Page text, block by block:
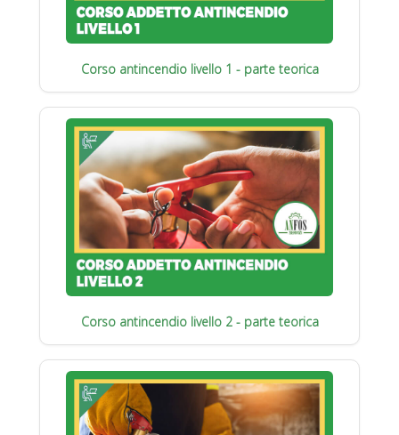
Corso antincendio livello 1 - parte teorica
Corso antincendio livello 2 - parte teorica